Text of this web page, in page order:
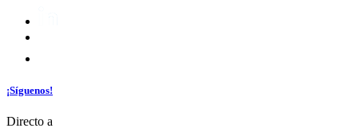
¡Síguenos!
Directo a